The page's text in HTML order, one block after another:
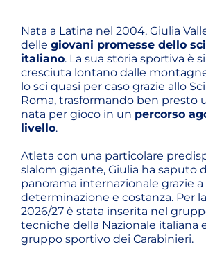
Nata a Latina nel 2004, Giulia
delle giovani promesse dello
italiano. La sua storia sportiva è
cresciuta lontano dalle
lo sci quasi per caso grazie allo
Roma, trasformando ben presto
nata per gioco in un percorso
livello.
Atleta con una particolare
slalom gigante, Giulia ha saputo
panorama internazionale grazie
determinazione e costanza. Per
2026/27 è stata inserita nel
tecniche della Nazionale italiana
gruppo sportivo dei Carabinieri.